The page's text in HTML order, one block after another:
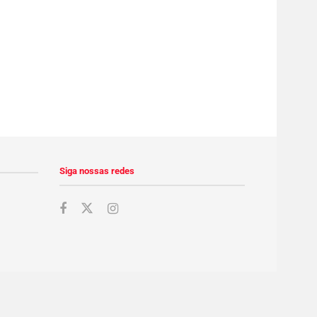
Siga nossas redes